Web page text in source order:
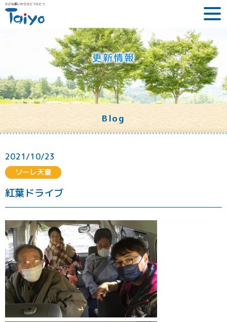
更新情報
Blog
2021/10/23
ソーレ天童
紅葉ドライブ